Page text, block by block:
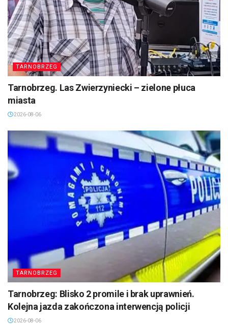
TARNOBRZEG
Tarnobrzeg. Las Zwierzyniecki – zielone płuca
miasta
2026-08-06
TARNOBRZEG
Tarnobrzeg: Blisko 2 promile i brak uprawnień.
Kolejna jazda zakończona interwencją policji
2026-08-06